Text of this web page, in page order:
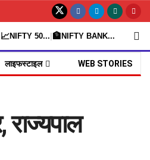
📈NIFTY 50... 🏦NIFTY BANK...
लाइफस्टाइल WEB STORIES